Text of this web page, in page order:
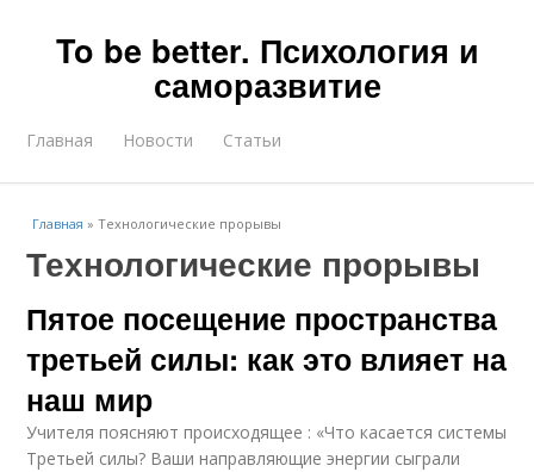
To be better. Психология и
саморазвитие
Главная Новости Статьи
Главная »Технологические прорывы
Технологические прорывы
Пятое посещение пространства
третьей силы: как это влияет на
наш мир
Учителя поясняют происходящее : «Что касается системы
Третьей силы? Ваши направляющие энергии сыграли